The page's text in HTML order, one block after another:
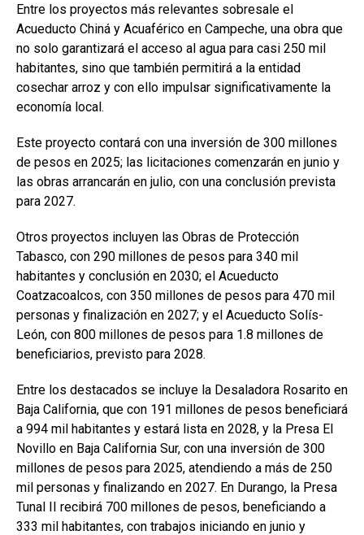
Entre los proyectos más relevantes sobresale el
Acueducto Chiná y Acuaférico en Campeche, una obra que
no solo garantizará el acceso al agua para casi 250 mil
habitantes, sino que también permitirá a la entidad
cosechar arroz y con ello impulsar significativamente la
economía local.
Este proyecto contará con una inversión de 300 millones
de pesos en 2025; las licitaciones comenzarán en junio y
las obras arrancarán en julio, con una conclusión prevista
para 2027.
Otros proyectos incluyen las Obras de Protección
Tabasco, con 290 millones de pesos para 340 mil
habitantes y conclusión en 2030; el Acueducto
Coatzacoalcos, con 350 millones de pesos para 470 mil
personas y finalización en 2027; y el Acueducto Solís-
León, con 800 millones de pesos para 1.8 millones de
beneficiarios, previsto para 2028.
Entre los destacados se incluye la Desaladora Rosarito en
Baja California, que con 191 millones de pesos beneficiará
a 994 mil habitantes y estará lista en 2028, y la Presa El
Novillo en Baja California Sur, con una inversión de 300
millones de pesos para 2025, atendiendo a más de 250
mil personas y finalizando en 2027. En Durango, la Presa
Tunal II recibirá 700 millones de pesos, beneficiando a
333 mil habitantes, con trabajos iniciando en junio y